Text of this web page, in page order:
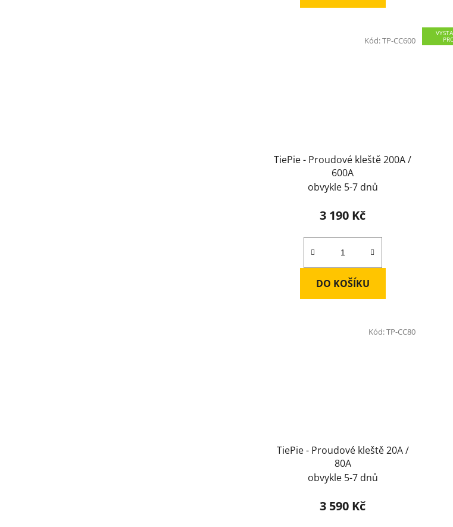
TiePie - Proudové kleště 200A /
600A
obvykle 5-7 dnů
3 190 Kč
DO KOŠÍKU
Kód:TP-CC600
TiePie - Proudové kleště 20A /
80A
obvykle 5-7 dnů
3 590 Kč
Kód:TP-CC80